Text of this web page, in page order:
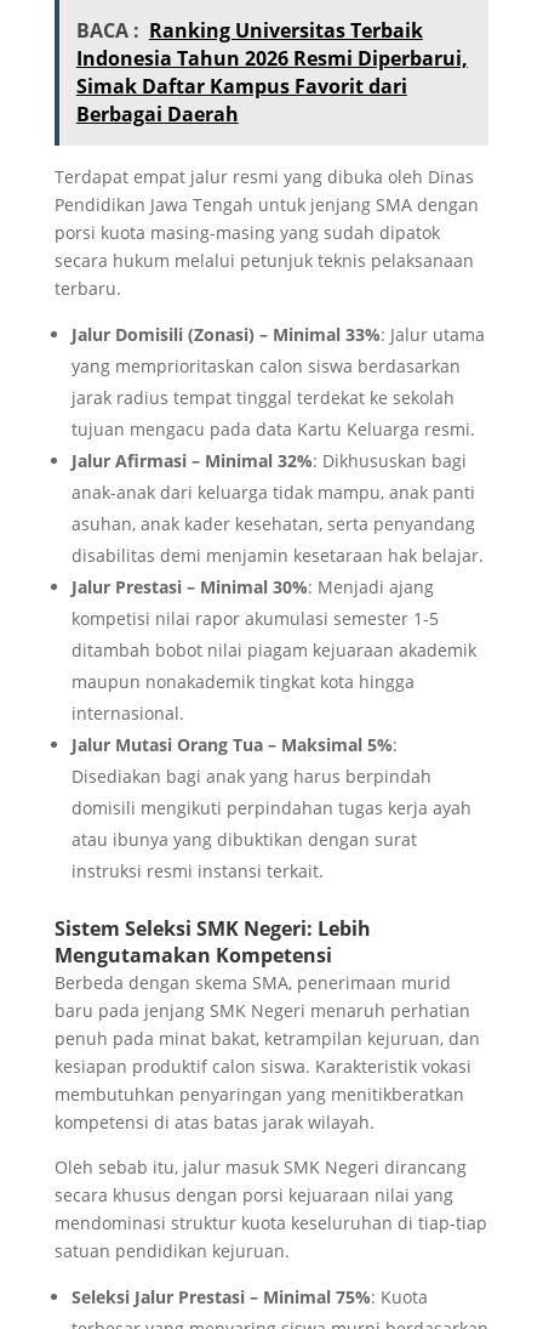
BACA : Ranking Universitas Terbaik
Indonesia Tahun 2026 Resmi Diperbarui,
Simak Daftar Kampus Favorit dari
Berbagai Daerah
Terdapat empat jalur resmi yang dibuka oleh Dinas
Pendidikan Jawa Tengah untuk jenjang SMA dengan
porsi kuota masing-masing yang sudah dipatok
secara hukum melalui petunjuk teknis pelaksanaan
terbaru.
Jalur Domisili (Zonasi) – Minimal 33%: Jalur utama
yang memprioritaskan calon siswa berdasarkan
jarak radius tempat tinggal terdekat ke sekolah
tujuan mengacu pada data Kartu Keluarga resmi.
Jalur Afirmasi – Minimal 32%: Dikhususkan bagi
anak-anak dari keluarga tidak mampu, anak panti
asuhan, anak kader kesehatan, serta penyandang
disabilitas demi menjamin kesetaraan hak belajar.
Jalur Prestasi – Minimal 30%: Menjadi ajang
kompetisi nilai rapor akumulasi semester 1-5
ditambah bobot nilai piagam kejuaraan akademik
maupun nonakademik tingkat kota hingga
internasional.
Jalur Mutasi Orang Tua – Maksimal 5%:
Disediakan bagi anak yang harus berpindah
domisili mengikuti perpindahan tugas kerja ayah
atau ibunya yang dibuktikan dengan surat
instruksi resmi instansi terkait.
Sistem Seleksi SMK Negeri: Lebih
Mengutamakan Kompetensi
Berbeda dengan skema SMA, penerimaan murid
baru pada jenjang SMK Negeri menaruh perhatian
penuh pada minat bakat, ketrampilan kejuruan, dan
kesiapan produktif calon siswa. Karakteristik vokasi
membutuhkan penyaringan yang menitikberatkan
kompetensi di atas batas jarak wilayah.
Oleh sebab itu, jalur masuk SMK Negeri dirancang
secara khusus dengan porsi kejuaraan nilai yang
mendominasi struktur kuota keseluruhan di tiap-tiap
satuan pendidikan kejuruan.
Seleksi Jalur Prestasi – Minimal 75%: Kuota